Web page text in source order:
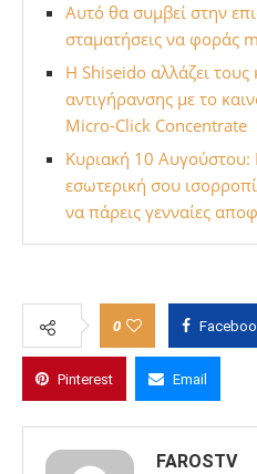
Αυτό θα συμβεί στην
σταματήσεις να φοράς
Η Shiseido αλλάζει τους
αντιγήρανσης με το
Micro-Click Concentrate
Κυριακή 10 Αυγούστου:
εσωτερική σου
να πάρεις γενναίες
0
Pinterest Email
FAROSTV